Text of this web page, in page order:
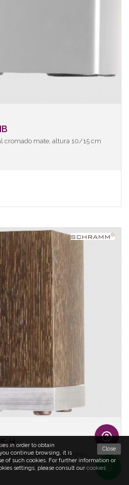
cromado mate, altura 10/15 cm
H
com base de alumínio.
Close
in order to obtain
continue browsing, it is
of such cookies. For further information or
settings, please consult our cookies